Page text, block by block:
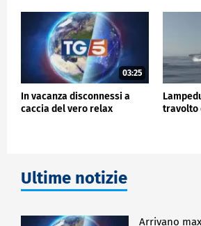
03:25
In vacanza disconnessi a
caccia del vero relax
travolto
Ultime notizie
Arrivano